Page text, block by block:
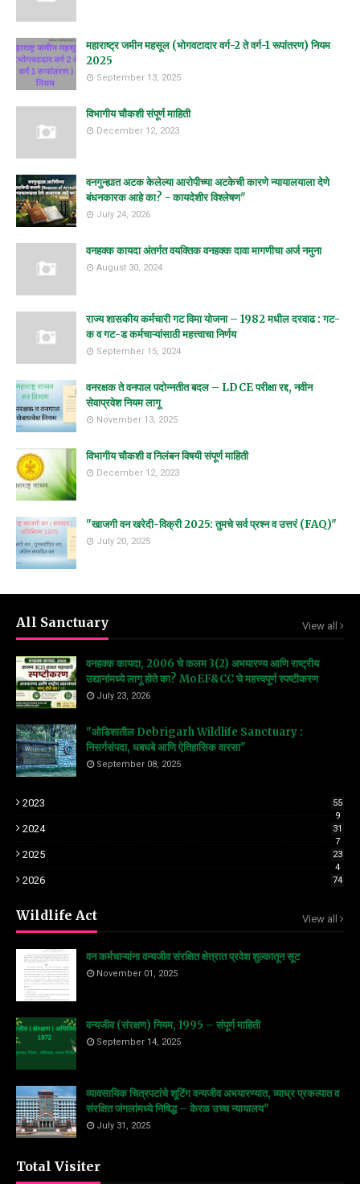
महाराष्ट्र जमीन महसूल (भोगवटादार वर्ग-2 ते वर्ग-1 रूपांतरण) नियम
2025
September 13, 2025
विभागीय चौकशी संपूर्ण माहिती
December 12, 2023
वनगुन्ह्यात अटक केलेल्या आरोपीच्या अटकेची कारणे न्यायालयाला देणे
बंधनकारक आहे का? - कायदेशीर विश्लेषण"
July 24, 2026
वनहक्क कायदा अंतर्गत वयक्तिक वनहक्क दावा मागणीचा अर्ज नमुना
August 30, 2024
राज्य शासकीय कर्मचारी गट विमा योजना – 1982 मधील दरवाढ : गट-
क व गट-ड कर्मचाऱ्यांसाठी महत्त्वाचा निर्णय
September 15, 2024
वनरक्षक ते वनपाल पदोन्नतीत बदल – LDCE परीक्षा रद्द, नवीन
सेवाप्रवेश नियम लागू
November 13, 2025
विभागीय चौकशी व निलंबन विषयी संपूर्ण माहिती
December 12, 2023
"खाजगी वन खरेदी-विक्री 2025: तुमचे सर्व प्रश्न व उत्तरं (FAQ)"
July 20, 2025
All Sanctuary View all
वनहक्क कायदा, 2006 चे कलम 3(2) अभयारण्य आणि राष्ट्रीय
उद्यानांमध्ये लागू होते का? MoEF&CC चे महत्त्वपूर्ण स्पष्टीकरण
July 23, 2026
"ओडिशातील Debrigarh Wildlife Sanctuary :
निसर्गसंपदा, धबधबे आणि ऐतिहासिक वारसा"
September 08, 2025
2023
55
9
2024
31
7
2025
23
4
2026 74
Wildlife Act View all
वन कर्मचाऱ्यांना वन्यजीव संरक्षित क्षेत्रात प्रवेश शुल्कातून सूट
November 01, 2025
वन्यजीव (संरक्षण) नियम, 1995 – संपूर्ण माहिती
September 14, 2025
व्यावसायिक चित्रपटांचे शूटिंग वन्यजीव अभयारण्यात, व्याघ्र प्रकल्पात व
संरक्षित जंगलांमध्ये निषिद्ध – केरळ उच्च न्यायालय"
July 31, 2025
Total Visiter